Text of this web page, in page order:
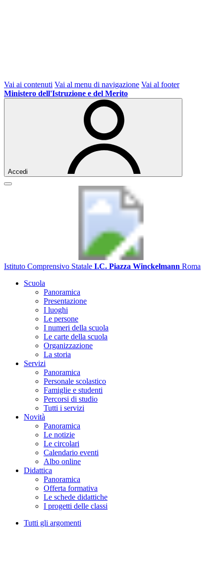
Vai ai contenuti Vai al menu di navigazione Vai al footer
Ministero dell'Istruzione e del Merito
Accedi
Istituto Comprensivo Statale I.C. Piazza Winckelmann Roma
Scuola
Panoramica
Presentazione
I luoghi
Le persone
I numeri della scuola
Le carte della scuola
Organizzazione
La storia
Servizi
Panoramica
Personale scolastico
Famiglie e studenti
Percorsi di studio
Tutti i servizi
Novità
Panoramica
Le notizie
Le circolari
Calendario eventi
Albo online
Didattica
Panoramica
Offerta formativa
Le schede didattiche
I progetti delle classi
Tutti gli argomenti